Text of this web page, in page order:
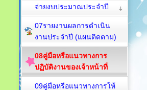
จ่ายงบประมาณประจำปี
07รายงานผลการดำเนิน
งานประจำปี (แผนติดตาม)
08คู่มือหรือแนวทางการ
ปฏิบัติงานของเจ้าหน้าที่
09คู่มือหรือแนวทางการให้